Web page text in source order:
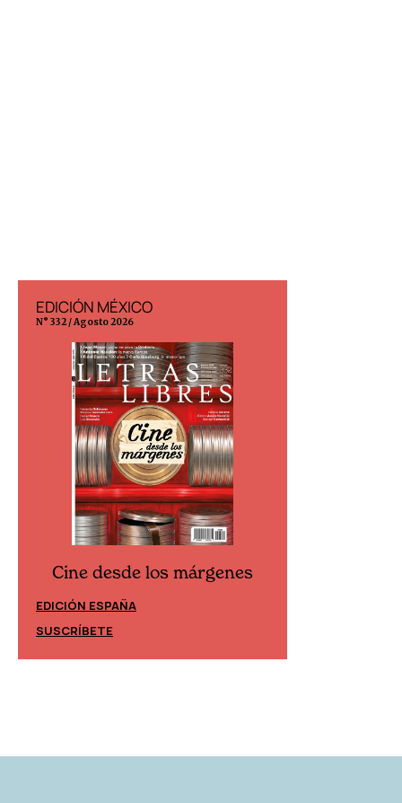
EDICIÓN MÉXICO
N° 332 / Agosto 2026
Cine desde los márgenes
EDICIÓN ESPAÑA
SUSCRÍBETE